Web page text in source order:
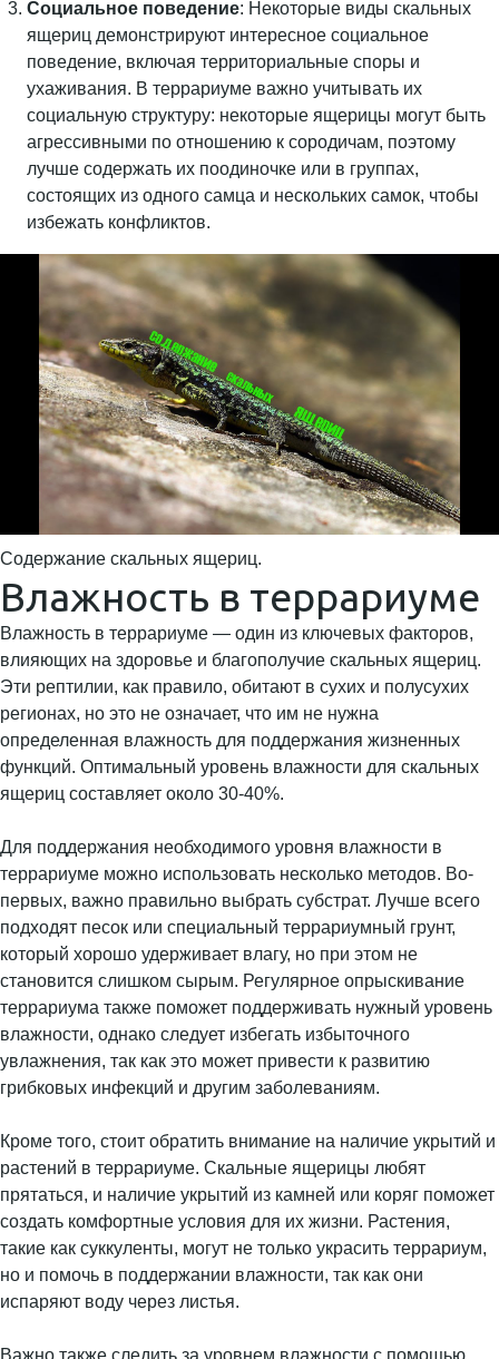
Социальное поведение: Некоторые виды скальных
ящериц демонстрируют интересное социальное
поведение, включая территориальные споры и
ухаживания. В террариуме важно учитывать их
социальную структуру: некоторые ящерицы могут быть
агрессивными по отношению к сородичам, поэтому
лучше содержать их поодиночке или в группах,
состоящих из одного самца и нескольких самок, чтобы
избежать конфликтов.
Содержание скальных ящериц.
Влажность в террариуме
Влажность в террариуме — один из ключевых факторов,
влияющих на здоровье и благополучие скальных ящериц.
Эти рептилии, как правило, обитают в сухих и полусухих
регионах, но это не означает, что им не нужна
определенная влажность для поддержания жизненных
функций. Оптимальный уровень влажности для скальных
ящериц составляет около 30-40%.
Для поддержания необходимого уровня влажности в
террариуме можно использовать несколько методов. Во-
первых, важно правильно выбрать субстрат. Лучше всего
подходят песок или специальный террариумный грунт,
который хорошо удерживает влагу, но при этом не
становится слишком сырым. Регулярное опрыскивание
террариума также поможет поддерживать нужный уровень
влажности, однако следует избегать избыточного
увлажнения, так как это может привести к развитию
грибковых инфекций и другим заболеваниям.
Кроме того, стоит обратить внимание на наличие укрытий и
растений в террариуме. Скальные ящерицы любят
прятаться, и наличие укрытий из камней или коряг поможет
создать комфортные условия для их жизни. Растения,
такие как суккуленты, могут не только украсить террариум,
но и помочь в поддержании влажности, так как они
испаряют воду через листья.
Важно также следить за уровнем влажности с помощью